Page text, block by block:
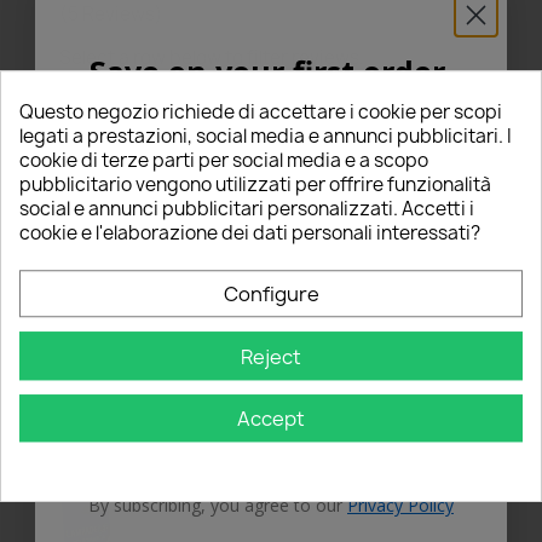
Select a row below to filter reviews.
5 starstarstarstarstar
(5)
4 starstarstarstar star_border (0)
3 starstarstarstar_borderstar_border (0)
2 starstarstar_borderstar_borderstar_border (0)
1 starstar_borderstar_border star_borderstar_border (0)
Write a review
Sort By 1 2 3
Questo negozio richiede di accettare i cookie per scopi
legati a prestazioni, social media e annunci pubblicitari. I
cookie di terze parti per social media e a scopo
pubblicitario vengono utilizzati per offrire funzionalità
social e annunci pubblicitari personalizzati. Accetti i
cookie e l'elaborazione dei dati personali interessati?
Configure
Reject
Accept
Save on your first order
5% FOR YOU!
Enter your email below to receive a5%
DISCOUNTon your first order!
GET 5% OFF
By subscribing, you agree to ourPrivacy Policy